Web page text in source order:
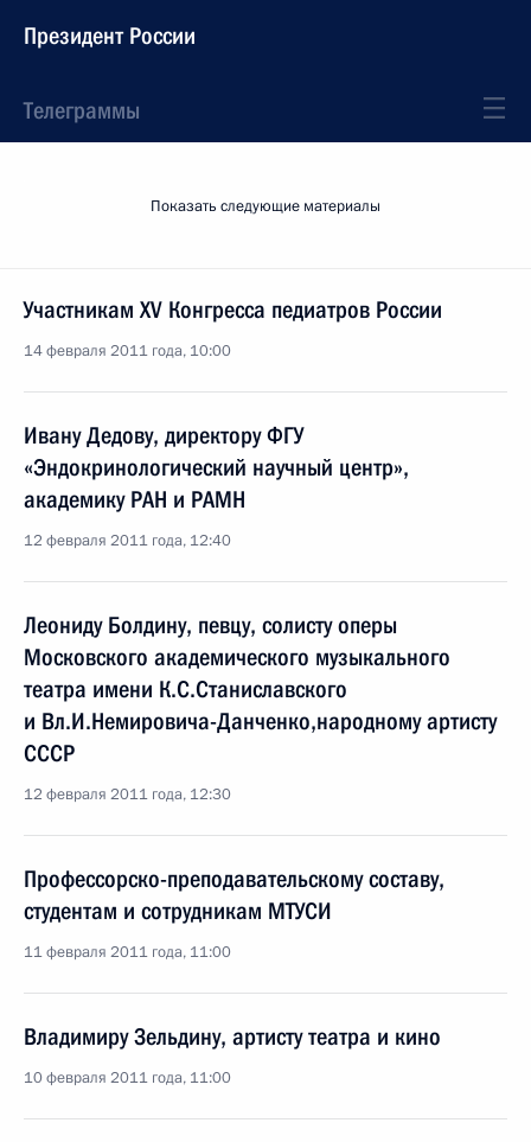
Президент России
Телеграммы
Показать следующие материалы
Участникам XV Конгресса педиатров России
14 февраля 2011 года, 10:00
Ивану Дедову, директору ФГУ
«Эндокринологический научный центр»,
академику РАН и РАМН
12 февраля 2011 года, 12:40
Леониду Болдину, певцу, солисту оперы
Московского академического музыкального
театра имени К.С.Станиславского
и Вл.И.Немировича-Данченко,народному артисту
СССР
12 февраля 2011 года, 12:30
Профессорско-преподавательскому составу,
студентам и сотрудникам МТУСИ
11 февраля 2011 года, 11:00
Владимиру Зельдину, артисту театра и кино
10 февраля 2011 года, 11:00